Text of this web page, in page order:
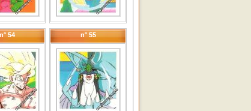
n° 54 n° 55